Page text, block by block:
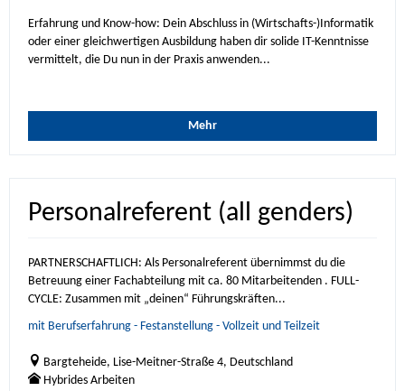
Erfahrung und Know-how: Dein Abschluss in (Wirtschafts-)Informatik
oder einer gleichwertigen Ausbildung haben dir solide IT-Kenntnisse
vermittelt, die Du nun in der Praxis anwenden...
Mehr
Personalreferent (all genders)
PARTNERSCHAFTLICH: Als Personalreferent übernimmst du die
Betreuung einer Fachabteilung mit ca. 80 Mitarbeitenden . FULL-
CYCLE: Zusammen mit „deinen“ Führungskräften...
mit Berufserfahrung - Festanstellung - Vollzeit und Teilzeit
Bargteheide, Lise-Meitner-Straße 4, Deutschland
Hybrides Arbeiten